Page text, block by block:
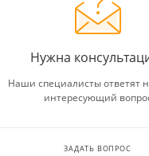
Нужна
Наши специалисты ответят
интересующий
ЗАДАТЬ ВОПРОС